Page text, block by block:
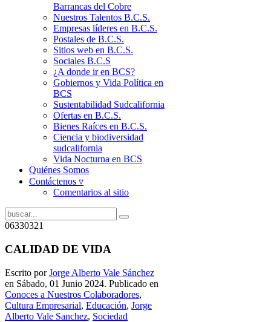
Barrancas del Cobre
Nuestros Talentos B.C.S.
Empresas líderes en B.C.S.
Postales de B.C.S.
Sitios web en B.C.S.
Sociales B.C.S
¿A donde ir en BCS?
Gobiernos y Vida Política en
BCS
Sustentabilidad Sudcalifornia
Ofertas en B.C.S.
Bienes Raíces en B.C.S.
Ciencia y biodiversidad
sudcalifornia
Vida Nocturna en BCS
Quiénes Somos
Contáctenos ▿
Comentarios al sitio
06330321
CALIDAD DE VIDA
Escrito porJorge Alberto Vale Sánchez
en Sábado, 01 Junio 2024. Publicado en
Conoces a Nuestros Colaboradores,
Cultura Empresarial, Educación, Jorge
Alberto Vale Sanchez, Sociedad